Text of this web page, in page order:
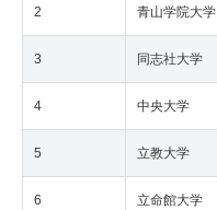
2 青山学院大学
3 同志社大学
4 中央大学
5 立教大学
6 立命館大学